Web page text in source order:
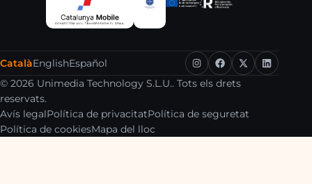
CatalàEnglishEspañol
© 2026 Unimedia Technology S.L.U.. Tots els drets
reservats.
Avís legalPolítica de privacitatPolítica de seguretat
Política de cookiesMapa del lloc